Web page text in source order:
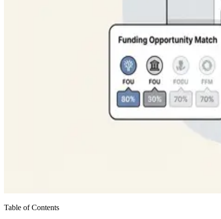
Table of Contents